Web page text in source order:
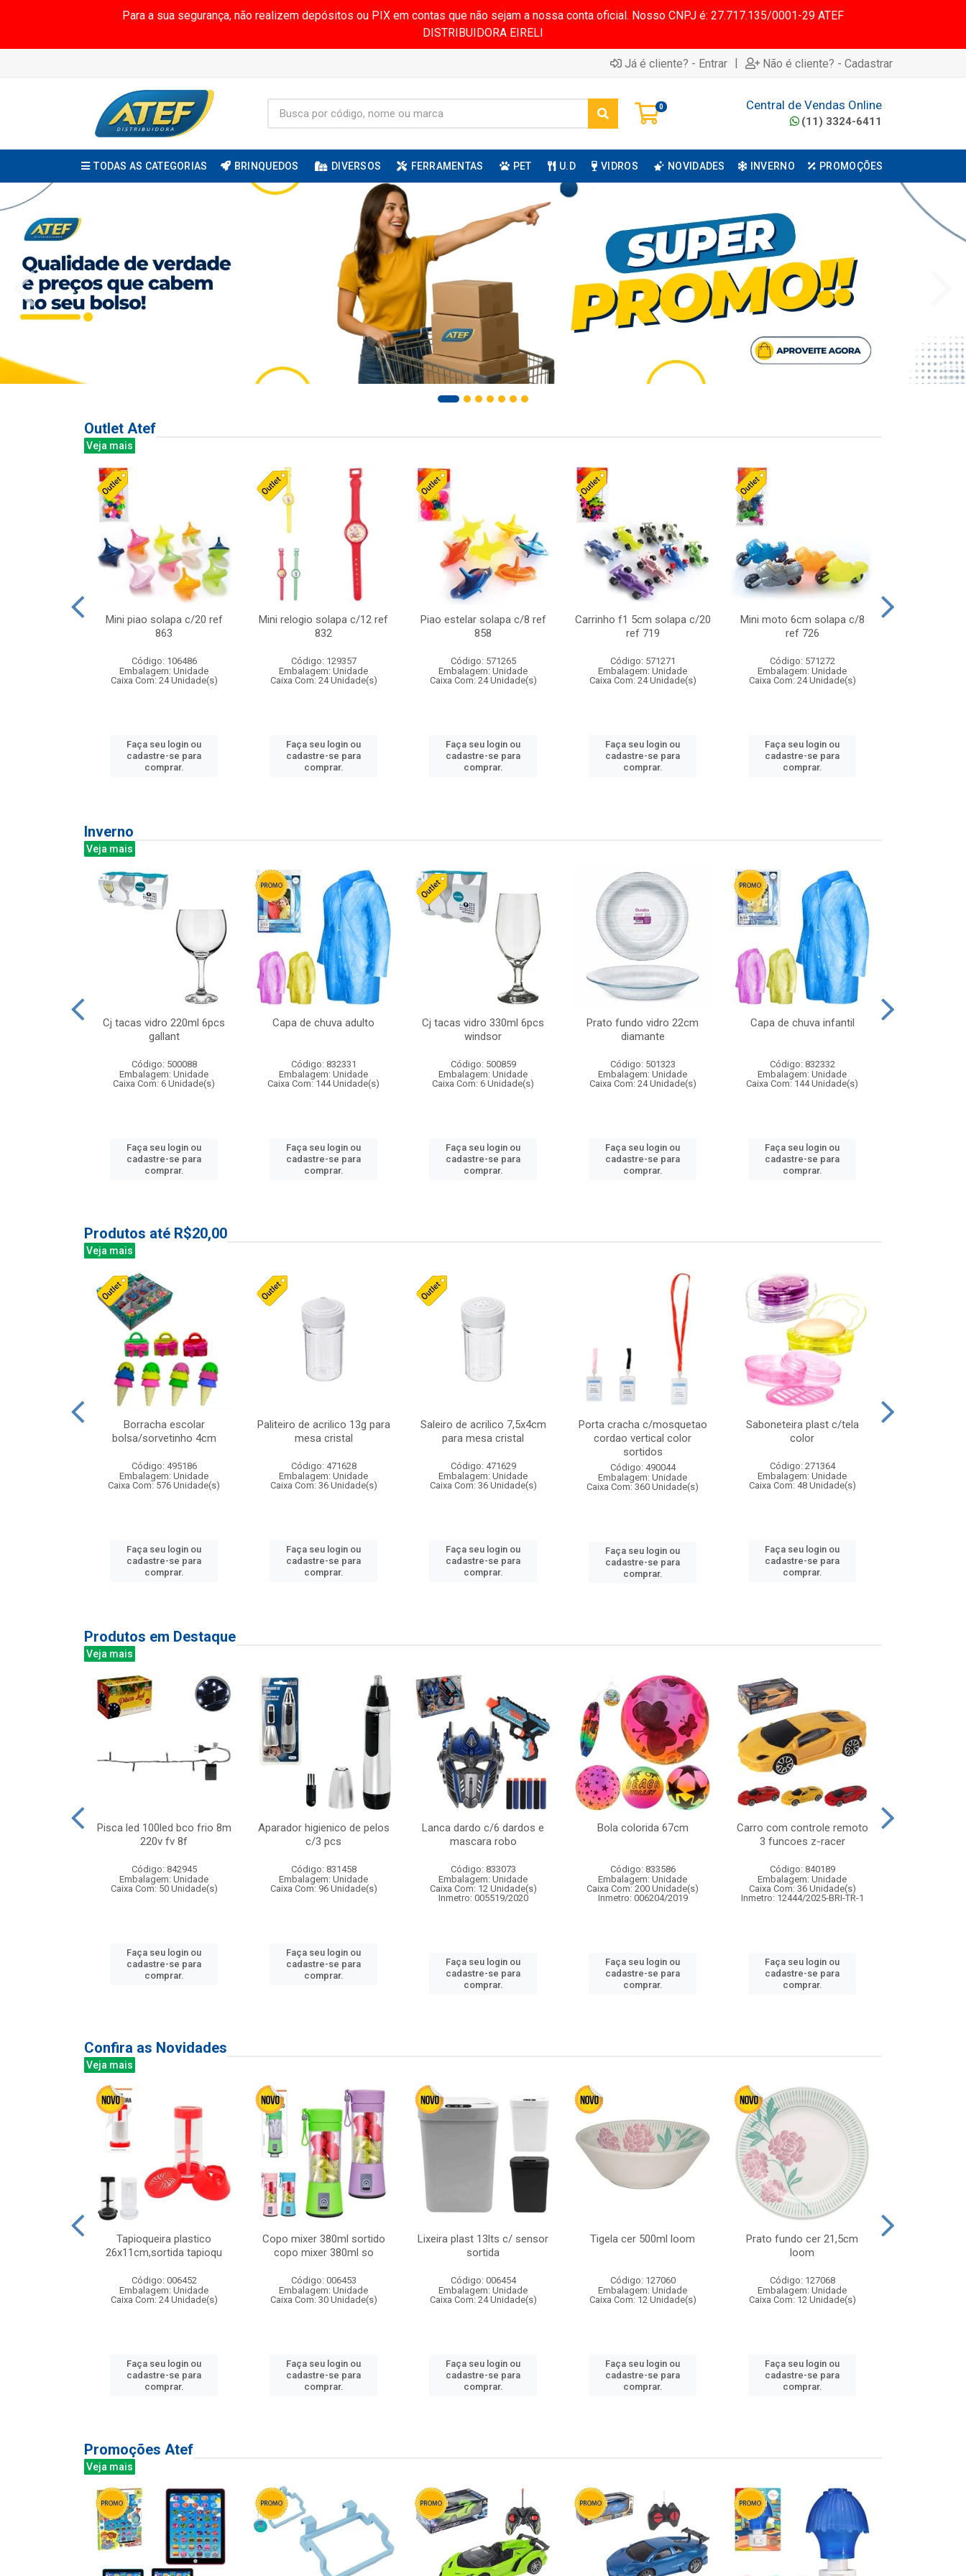
Para a sua segurança, não realizem depósitos ou PIX em contas que não sejam a nossa conta oficial. Nosso CNPJ é: 27.717.135/0001-29 ATEF
DISTRIBUIDORA EIRELI
Já é cliente? - Entrar | Não é cliente? - Cadastrar
0 Central de Vendas Online
(11) 3324-6411
TODAS AS CATEGORIAS BRINQUEDOS DIVERSOS FERRAMENTAS PET U.D VIDROS NOVIDADES INVERNO PROMOÇÕES
Outlet Atef
Veja mais
Mini piao solapa c/20 ref
863
Código: 106486
Embalagem: Unidade
Caixa Com: 24 Unidade(s)
Faça seu login ou
cadastre-se para
comprar.
Mini relogio solapa c/12 ref
832
Código: 129357
Embalagem: Unidade
Caixa Com: 24 Unidade(s)
Faça seu login ou
cadastre-se para
comprar.
Piao estelar solapa c/8 ref
858
Código: 571265
Embalagem: Unidade
Caixa Com: 24 Unidade(s)
Faça seu login ou
cadastre-se para
comprar.
Carrinho f1 5cm solapa c/20
ref 719
Código: 571271
Embalagem: Unidade
Caixa Com: 24 Unidade(s)
Faça seu login ou
cadastre-se para
comprar.
Mini moto 6cm solapa c/8
ref 726
Código: 571272
Embalagem: Unidade
Caixa Com: 24 Unidade(s)
Faça seu login ou
cadastre-se para
comprar.
Inverno
Veja mais
Cj tacas vidro 220ml 6pcs
gallant
Código: 500088
Embalagem: Unidade
Caixa Com: 6 Unidade(s)
Faça seu login ou
cadastre-se para
comprar.
Capa de chuva adulto
Código: 832331
Embalagem: Unidade
Caixa Com: 144 Unidade(s)
Faça seu login ou
cadastre-se para
comprar.
Cj tacas vidro 330ml 6pcs
windsor
Código: 500859
Embalagem: Unidade
Caixa Com: 6 Unidade(s)
Faça seu login ou
cadastre-se para
comprar.
Prato fundo vidro 22cm
diamante
Código: 501323
Embalagem: Unidade
Caixa Com: 24 Unidade(s)
Faça seu login ou
cadastre-se para
comprar.
Capa de chuva infantil
Código: 832332
Embalagem: Unidade
Caixa Com: 144 Unidade(s)
Faça seu login ou
cadastre-se para
comprar.
Produtos até R$20,00
Veja mais
Borracha escolar
bolsa/sorvetinho 4cm
Código: 495186
Embalagem: Unidade
Caixa Com: 576 Unidade(s)
Faça seu login ou
cadastre-se para
comprar.
Paliteiro de acrilico 13g para
mesa cristal
Código: 471628
Embalagem: Unidade
Caixa Com: 36 Unidade(s)
Faça seu login ou
cadastre-se para
comprar.
Saleiro de acrilico 7,5x4cm
para mesa cristal
Código: 471629
Embalagem: Unidade
Caixa Com: 36 Unidade(s)
Faça seu login ou
cadastre-se para
comprar.
Porta cracha c/mosquetao
cordao vertical color
sortidos
Código: 490044
Embalagem: Unidade
Caixa Com: 360 Unidade(s)
Faça seu login ou
cadastre-se para
comprar.
Saboneteira plast c/tela
color
Código: 271364
Embalagem: Unidade
Caixa Com: 48 Unidade(s)
Faça seu login ou
cadastre-se para
comprar.
Produtos em Destaque
Veja mais
Pisca led 100led bco frio 8m
220v fv 8f
Código: 842945
Embalagem: Unidade
Caixa Com: 50 Unidade(s)
Faça seu login ou
cadastre-se para
comprar.
Aparador higienico de pelos
c/3 pcs
Código: 831458
Embalagem: Unidade
Caixa Com: 96 Unidade(s)
Faça seu login ou
cadastre-se para
comprar.
Lanca dardo c/6 dardos e
mascara robo
Código: 833073
Embalagem: Unidade
Caixa Com: 12 Unidade(s)
Inmetro: 005519/2020
Faça seu login ou
cadastre-se para
comprar.
Bola colorida 67cm
Código: 833586
Embalagem: Unidade
Caixa Com: 200 Unidade(s)
Inmetro: 006204/2019
Faça seu login ou
cadastre-se para
comprar.
Carro com controle remoto
3 funcoes z-racer
Código: 840189
Embalagem: Unidade
Caixa Com: 36 Unidade(s)
Inmetro: 12444/2025-BRI-TR-1
Faça seu login ou
cadastre-se para
comprar.
Confira as Novidades
Veja mais
Tapioqueira plastico
26x11cm,sortida tapioqu
Código: 006452
Embalagem: Unidade
Caixa Com: 24 Unidade(s)
Faça seu login ou
cadastre-se para
comprar.
Copo mixer 380ml sortido
copo mixer 380ml so
Código: 006453
Embalagem: Unidade
Caixa Com: 30 Unidade(s)
Faça seu login ou
cadastre-se para
comprar.
Lixeira plast 13lts c/ sensor
sortida
Código: 006454
Embalagem: Unidade
Caixa Com: 24 Unidade(s)
Faça seu login ou
cadastre-se para
comprar.
Tigela cer 500ml loom
Código: 127060
Embalagem: Unidade
Caixa Com: 12 Unidade(s)
Faça seu login ou
cadastre-se para
comprar.
Prato fundo cer 21,5cm
loom
Código: 127068
Embalagem: Unidade
Caixa Com: 12 Unidade(s)
Faça seu login ou
cadastre-se para
comprar.
Promoções Atef
Veja mais